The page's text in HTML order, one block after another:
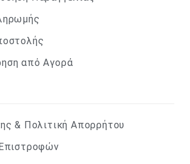
από Αγορά
& Πολιτική Απορρήτου